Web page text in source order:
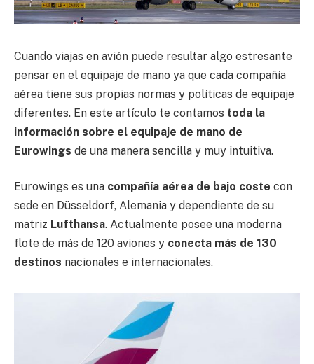
Cuando viajas en avión puede resultar algo estresante
pensar en el equipaje de mano ya que cada compañía
aérea tiene sus propias normas y políticas de equipaje
diferentes. En este artículo te contamos toda la
información sobre el equipaje de mano de
Eurowings de una manera sencilla y muy intuitiva.
Eurowings es una compañía aérea de bajo coste con
sede en Düsseldorf, Alemania y dependiente de su
matriz Lufthansa. Actualmente posee una moderna
flote de más de 120 aviones y conecta más de 130
destinos nacionales e internacionales.